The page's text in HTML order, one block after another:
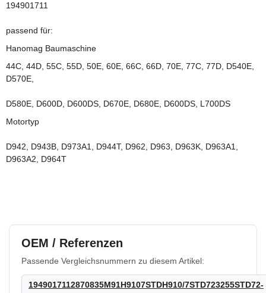
194901711
passend für:
Hanomag Baumaschine
44C, 44D, 55C, 55D, 50E, 60E, 66C, 66D, 70E, 77C, 77D, D540E,
D570E,
D580E, D600D, D600DS, D670E, D680E, D600DS, L700DS
Motortyp
D942, D943B, D973A1, D944T, D962, D963, D963K, D963A1,
D963A2, D964T
OEM / Referenzen
Passende Vergleichsnummern zu diesem Artikel:
1949017112870835M91H9107STDH910/7STD723255STD72-